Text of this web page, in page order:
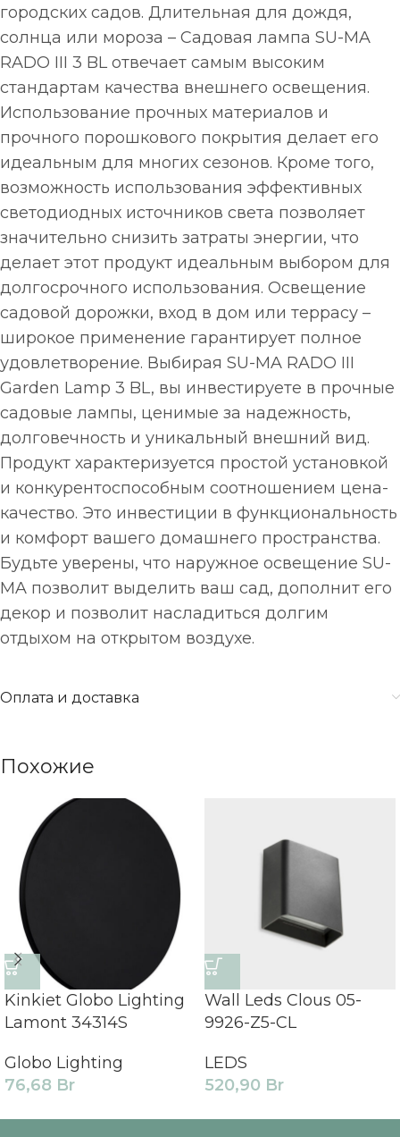
городских садов. Длительная для дождя,
солнца или мороза – Садовая лампа SU-MA
RADO III 3 BL отвечает самым высоким
стандартам качества внешнего освещения.
Использование прочных материалов и
прочного порошкового покрытия делает его
идеальным для многих сезонов. Кроме того,
возможность использования эффективных
светодиодных источников света позволяет
значительно снизить затраты энергии, что
делает этот продукт идеальным выбором для
долгосрочного использования. Освещение
садовой дорожки, вход в дом или террасу –
широкое применение гарантирует полное
удовлетворение. Выбирая SU-MA RADO III
Garden Lamp 3 BL, вы инвестируете в прочные
садовые лампы, ценимые за надежность,
долговечность и уникальный внешний вид.
Продукт характеризуется простой установкой
и конкурентоспособным соотношением цена-
качество. Это инвестиции в функциональность
и комфорт вашего домашнего пространства.
Будьте уверены, что наружное освещение SU-
MA позволит выделить ваш сад, дополнит его
декор и позволит насладиться долгим
отдыхом на открытом воздухе.
Оплата и доставка
Похожие
Kinkiet Globo Lighting
Lamont 34314S
Globo Lighting
76,68 Br
Wall Leds Clous 05-
9926-Z5-CL
LEDS
520,90 Br